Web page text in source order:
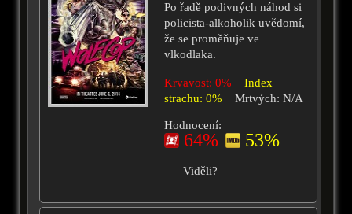
Po řadě podivných náhod si
policista-alkoholik uvědomí,
že se proměňuje ve
vlkodlaka.
Krvavost: 0%
Index
strachu: 0%
Mrtvých: N/A
Hodnocení:
64% 53%
Viděli?